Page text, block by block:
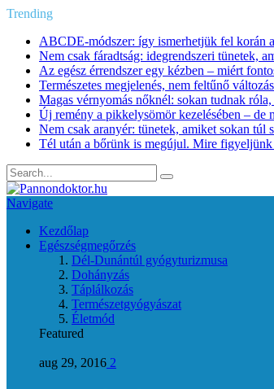
Trending
ABCDE‑módszer: így ismerhetjük fel korán
Nem csak fáradtság: idegrendszeri tünetek,
Az egész érrendszer egy kézben – miért
Természetes megjelenés, nem feltűnő
Magas vérnyomás nőknél: sokan tudnak
Új remény a pikkelysömör kezelésében – de
Nem csak aranyér: tünetek, amiket sokan túl
Tél után a bőrünk is megújul. Mire figyeljünk
Navigate
Kezdőlap
Egészségmegőrzés
Dél-Dunántúl gyógyturizmusa
Dohányzás
Táplálkozás
Természetgyógyászat
Életmód
Featured
aug 29, 2016 2